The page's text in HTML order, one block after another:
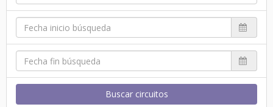
Buscar circuitos